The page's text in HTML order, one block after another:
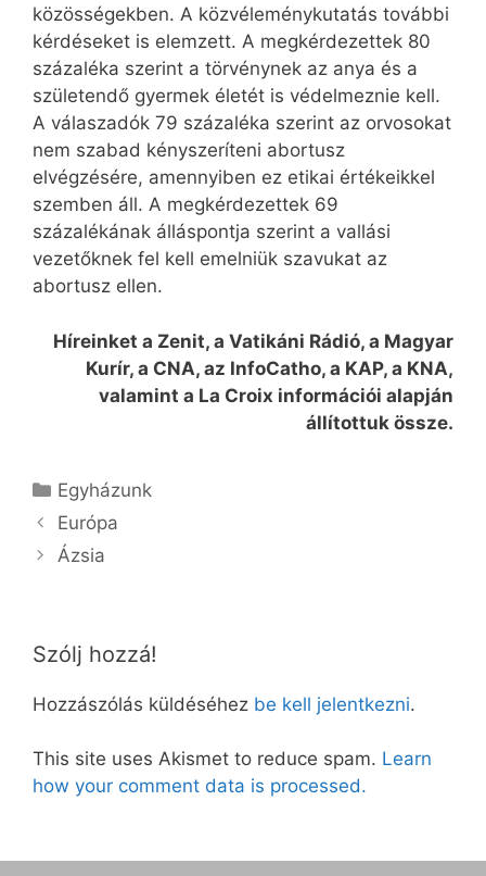
közösségekben. A közvéleménykutatás további
kérdéseket is elemzett. A megkérdezettek 80
százaléka szerint a törvénynek az anya és a
születendő gyermek életét is védelmeznie kell.
A válaszadók 79 százaléka szerint az orvosokat
nem szabad kényszeríteni abortusz
elvégzésére, amennyiben ez etikai értékeikkel
szemben áll. A megkérdezettek 69
százalékának álláspontja szerint a vallási
vezetőknek fel kell emelniük szavukat az
abortusz ellen.
Híreinket a Zenit, a Vatikáni Rádió, a Magyar
Kurír, a CNA, az InfoCatho, a KAP, a KNA,
valamint a La Croix információi alapján
állítottuk össze.
Kategória
Egyházunk
Európa
Ázsia
Szólj hozzá!
Hozzászólás küldéséhez be kell jelentkezni.
This site uses Akismet to reduce spam. Learn
how your comment data is processed.